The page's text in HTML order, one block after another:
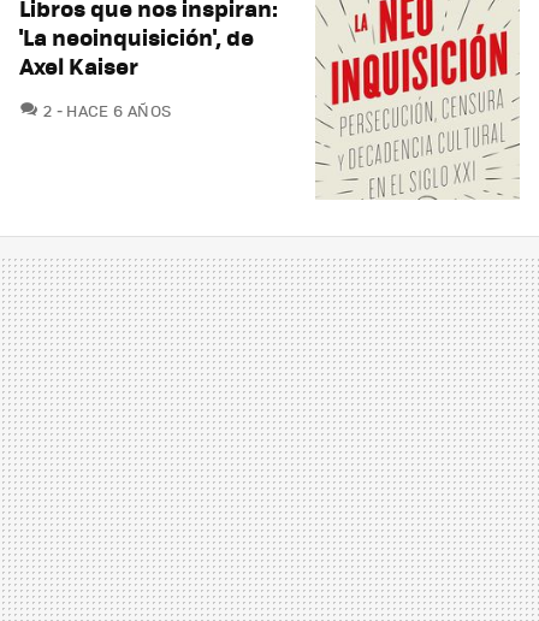
Libros que nos inspiran:
'La neoinquisición', de
Axel Kaiser
2 COMENTARIOS
HACE 6 AÑOS